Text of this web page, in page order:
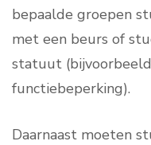
bepaalde groepen
met een beurs of
statuut
functiebeperking).
Daarnaast moeten